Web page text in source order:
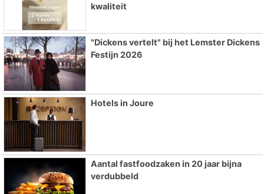
kwaliteit
"Dickens vertelt" bij het Lemster Dickens
Festijn 2026
Hotels in Joure
Aantal fastfoodzaken in 20 jaar bijna
verdubbeld